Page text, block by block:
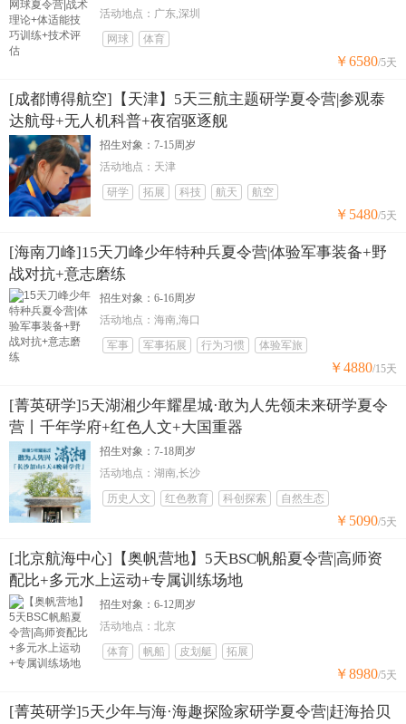
活动地点：广东,深圳
网球
体育
￥6580/5天
[成都博得航空]【天津】5天三航主题研学夏令营|参观泰
达航母+无人机科普+夜宿驱逐舰
招生对象：7-15周岁
活动地点：天津
研学
拓展 科技 航天 航空
￥5480/5天
[海南刀峰]15天刀峰少年特种兵夏令营|体验军事装备+野
战对抗+意志磨练
招生对象：6-16周岁
活动地点：海南,海口
军事
军事拓展 行为习惯 体验军旅
￥4880/15天
[菁英研学]5天湖湘少年耀星城·敢为人先领未来研学夏令
营丨千年学府+红色人文+大国重器
招生对象：7-18周岁
活动地点：湖南,长沙
历史人文
红色教育 科创探索 自然生态
￥5090/5天
[北京航海中心]【奥帆营地】5天BSC帆船夏令营|高师资
配比+多元水上运动+专属训练场地
招生对象：6-12周岁
活动地点：北京
体育
帆船 皮划艇 拓展
￥8980/5天
[菁英研学]5天少年与海·海趣探险家研学夏令营|赶海拾贝